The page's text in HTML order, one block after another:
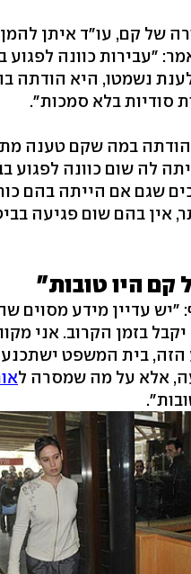
של קם, עו"ד איתן
"עבירות כוונה לפגוע
נשמטו, היא הודתה
סודיות בלא סמכות".
הודתה במה שקם טענה
לה שום כוונה לפגוע
שגם אם הייתה בהם
אין בהם שום פגיעה
קם היו טובות"
"יש עדיין מידע מסוים
יקבל בזמן הקרוב. אני
הזה, בית המשפט
אלא על מה שמסרה ל